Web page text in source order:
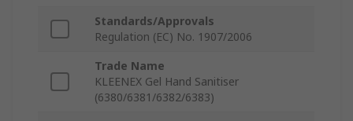
Standards/Approvals
Regulation (EC) No. 1907/2006
Trade Name
KLEENEX Gel Hand Sanitiser
(6380/6381/6382/6383)